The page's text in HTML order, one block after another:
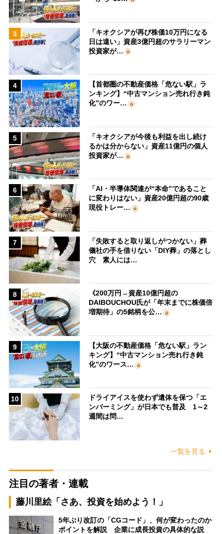
3
「キオクシアが再び株価10万円になる
日は遠い」資産3億円超のサラリーマン
投資家が…
4
【首都圏の不動産価格「危ない駅」ラ
ンキング】“中古マンション売れ行き鈍
化”のワー…
5
「キオクシアが今後も利益を出し続け
るかは分からない」資産11億円の個人
投資家が…
6
「AI・半導体関連が“本命”であること
に変わりはない」資産20億円超の90歳
現役トレー…
7
「失敗すると取り返しがつかない」葬
儀社の手を借りない「DIY葬」の落とし
穴 素人には…
8
《200万円→資産10億円超の
DAIBOUCHOU氏が「年末までに株価倍
増期待」の5銘柄を公…
9
【大阪の不動産価格「危ない駅」ラン
キング】“中古マンション売れ行き鈍
化”のワース…
10
ドライアイスを使わず遺体を保つ「エ
ンバーミング」が日本でも普及 1～2
週間は問…
一覧を見る
注目の著者・連載
藤川里絵「さあ、投資を始めよう！」
5年ぶり改訂の「CGコード」、何が変わったのか
ポイントを解説 企業に成長投資の具体的な説